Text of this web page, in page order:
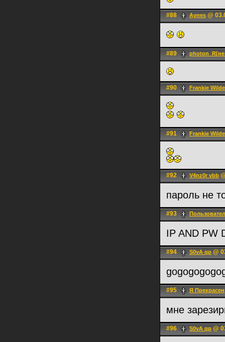
#88 Aynes @
#89
#90 Frankie
#91 Frankie
#92 V4nz0r vbb
пароль не
#93
IP AND PW
#94 S0vA qp @
#95 Я Прекрасен
мне
#96 S0vA qp @